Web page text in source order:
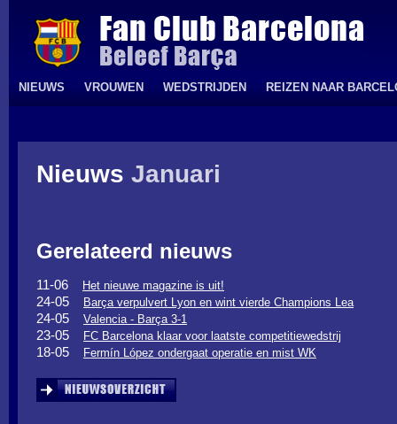
NIEUWS VROUWEN WEDSTRIJDEN REIZEN NAAR
Nieuws Januari
Gerelateerd nieuws
11-06 Het nieuwe magazine is uit!
24-05 Barça verpulvert Lyon en wint vierde Champions Lea
24-05 Valencia - Barça 3-1
23-05 FC Barcelona klaar voor laatste competitiewedstrij
18-05 Fermín López ondergaat operatie en mist WK